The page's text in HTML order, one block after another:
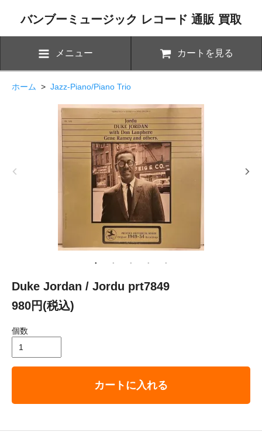
バンブーミュージック レコード 通販 買取
メニュー カートを見る
ホーム > Jazz-Piano/Piano Trio
Duke Jordan / Jordu prt7849
980円(税込)
個数
カートに入れる